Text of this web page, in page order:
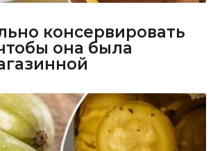
консервировать
она была